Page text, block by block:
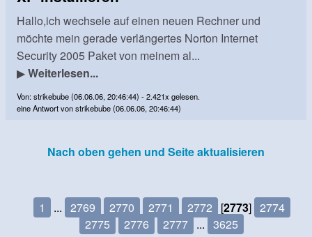
Hallo,ich wechsele auf einen neuen Rechner und
möchte mein gerade verlängertes Norton Internet
Security 2005 Paket von meinem al...
▶Weiterlesen...
Von: strikebube (06.06.06, 20:46:44) - 2.421x gelesen.
eine Antwort von strikebube (06.06.06, 20:46:44)
Nach oben gehen und Seite aktualisieren
1 ... 2769 2770 2771 2772 [2773] 2774
2775
2776 2777 ... 3625